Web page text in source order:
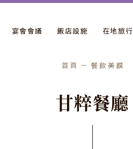
宴會會議 飯店設施 在地旅行
首頁 餐飲美饌
甘粹餐廳